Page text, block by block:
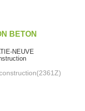
BETON
NEUVE